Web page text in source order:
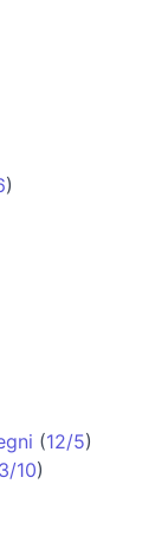
)
(12/5)
3/10)